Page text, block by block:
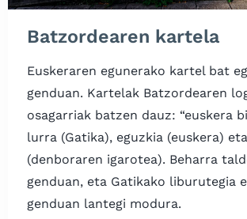
Batzordearen kartela
Euskeraren egunerako kartel bat
genduan. Kartelak Batzordearen
osagarriak batzen dauz: “euskera
lurra (Gatika), eguzkia (euskera)
(denboraren igarotea). Beharra
genduan, eta Gatikako liburutegia
genduan lantegi modura.